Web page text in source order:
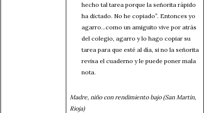
hecho tal tarea porque la señorita rápido
ha dictado. No he copiado”. Entonces yo
agarro…como un amiguito vive por atrás
del colegio, agarro y lo hago copiar su
tarea para que esté al día, si no la señorita
revisa el cuaderno y le puede poner mala
nota.
Madre, niño con rendimiento bajo (San Martín,
Rioja)